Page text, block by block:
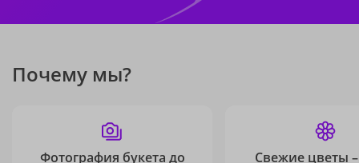
Почему мы?
Фотография букета до
Свежие цветы